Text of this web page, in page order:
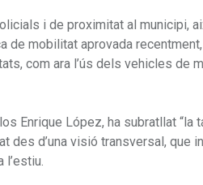
i de proximitat al municipi,
de mobilitat aprovada
com ara l’ús dels vehicles de
Enrique López, ha subratllat “la
d’una visió transversal, que